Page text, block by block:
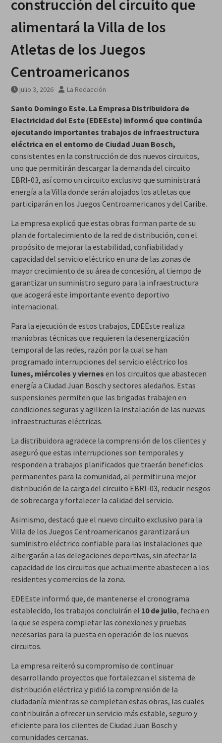
construcción del circuito que
alimentará la Villa de los
Atletas de los Juegos
Centroamericanos
julio 3, 2026 La Redacción
Santo Domingo Este. La Empresa Distribuidora de
Electricidad del Este (EDEEste) informó que continúa
ejecutando importantes trabajos de infraestructura
eléctrica en el entorno de Ciudad Juan Bosch,
consistentes en la construcción de dos nuevos circuitos,
uno que permitirán descargar la demanda del circuito
EBRI-03, así como un circuito exclusivo que suministrará
energía a la Villa donde serán alojados los atletas que
participarán en los Juegos Centroamericanos y del Caribe.
La empresa explicó que estas obras forman parte de su
plan de fortalecimiento de la red de distribución, con el
propósito de mejorar la estabilidad, confiabilidad y
capacidad del servicio eléctrico en una de las zonas de
mayor crecimiento de su área de concesión, al tiempo de
garantizar un suministro seguro para la infraestructura
que acogerá este importante evento deportivo
internacional.
Para la ejecución de estos trabajos, EDEEste realiza
maniobras técnicas que requieren la desenergización
temporal de las redes, razón por la cual se han
programado interrupciones del servicio eléctrico los
lunes, miércoles y viernes en los circuitos que abastecen
energía a Ciudad Juan Bosch y sectores aledaños. Estas
suspensiones permiten que las brigadas trabajen en
condiciones seguras y agilicen la instalación de las nuevas
infraestructuras eléctricas.
La distribuidora agradece la comprensión de los clientes y
aseguró que estas interrupciones son temporales y
responden a trabajos planificados que traerán beneficios
permanentes para la comunidad, al permitir una mejor
distribución de la carga del circuito EBRI-03, reducir riesgos
de sobrecarga y fortalecer la calidad del servicio.
Asimismo, destacó que el nuevo circuito exclusivo para la
Villa de los Juegos Centroamericanos garantizará un
suministro eléctrico confiable para las instalaciones que
albergarán a las delegaciones deportivas, sin afectar la
capacidad de los circuitos que actualmente abastecen a los
residentes y comercios de la zona.
EDEEste informó que, de mantenerse el cronograma
establecido, los trabajos concluirán el 10 de julio, fecha en
la que se espera completar las conexiones y pruebas
necesarias para la puesta en operación de los nuevos
circuitos.
La empresa reiteró su compromiso de continuar
desarrollando proyectos que fortalezcan el sistema de
distribución eléctrica y pidió la comprensión de la
ciudadanía mientras se completan estas obras, las cuales
contribuirán a ofrecer un servicio más estable, seguro y
eficiente para los clientes de Ciudad Juan Bosch y
comunidades cercanas.